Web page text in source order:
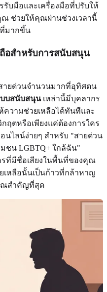
รับมือและเครื่องมือที่ปรับให้
ณ ช่วยให้คุณผ่านช่วงเวลานี้
มากขึ้น
อสำหรับการสนับสนุน
ายด่วนจำนวนมากที่อุทิศตน
บบสนับสนุนเหล่านี้มีบุคลากร
ความช่วยเหลือได้ทันทีและ
ฤตหรือเพียงแค่ต้องการใคร
ไลน์ง่ายๆ สำหรับ "สายด่วน
ชน LGBTQ+ ใกล้ฉัน"
ที่มีชื่อเสียงในพื้นที่ของคุณ
เหลือนั้นเป็นก้าวที่กล้าหาญ
ณสำคัญที่สุด